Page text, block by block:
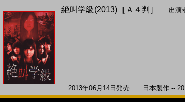
絶叫学級(2013)［Ａ４判］ 出演
2013年06月14日発売 日本製作 --